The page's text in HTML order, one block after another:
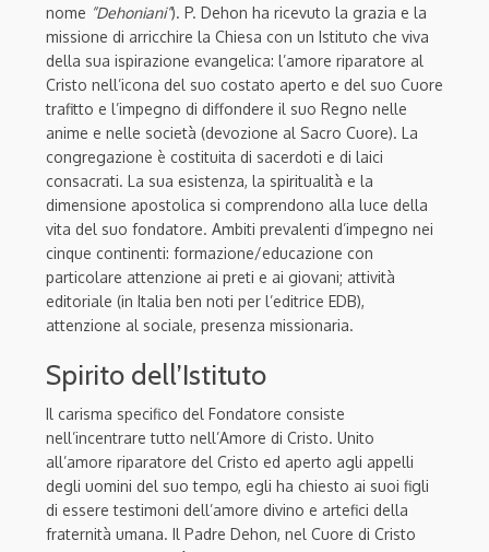
nome ”Dehoniani”). P. Dehon ha ricevuto la grazia e la
missione di arricchire la Chiesa con un Istituto che viva
della sua ispirazione evangelica: l’amore riparatore al
Cristo nell’icona del suo costato aperto e del suo Cuore
trafitto e l’impegno di diffondere il suo Regno nelle
anime e nelle società (devozione al Sacro Cuore). La
congregazione è costituita di sacerdoti e di laici
consacrati. La sua esistenza, la spiritualità e la
dimensione apostolica si comprendono alla luce della
vita del suo fondatore. Ambiti prevalenti d’impegno nei
cinque continenti: formazione/educazione con
particolare attenzione ai preti e ai giovani; attività
editoriale (in Italia ben noti per l’editrice EDB),
attenzione al sociale, presenza missionaria.
Spirito dell’Istituto
Il carisma specifico del Fondatore consiste
nell’incentrare tutto nell’Amore di Cristo. Unito
all’amore riparatore del Cristo ed aperto agli appelli
degli uomini del suo tempo, egli ha chiesto ai suoi figli
di essere testimoni dell’amore divino e artefici della
fraternità umana. Il Padre Dehon, nel Cuore di Cristo